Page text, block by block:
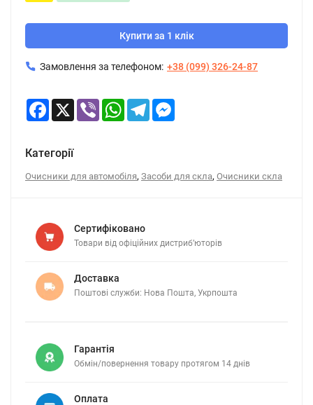
Купити за 1 клік
Замовлення за телефоном: +38 (099) 326-24-87
Facebook
X Viber WhatsApp
Telegram
Категорії
Очисники для автомобіля, Засоби для скла, Очисники скла
Сертифіковано
Товари від офіційних дистриб’юторів
Доставка
Поштові служби: Нова Пошта, Укрпошта
Гарантія
Обмін/повернення товару протягом 14 днів
Оплата